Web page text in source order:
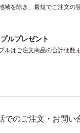
域を除き、最短でご注文の
ルプレゼント
ルはご注文商品の合計個数
でのご注文・お問い